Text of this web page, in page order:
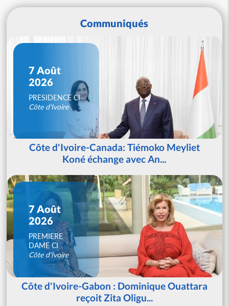
Communiqués
7 Août
2026
PRESIDENCE CI
Côte d'Ivoire
Côte d'Ivoire-Canada: Tiémoko Meyliet
Koné échange avec An...
7 Août
2026
PREMIERE
DAME CI
Côte d'Ivoire
Côte d'Ivoire-Gabon : Dominique Ouattara
reçoit Zita Oligu...